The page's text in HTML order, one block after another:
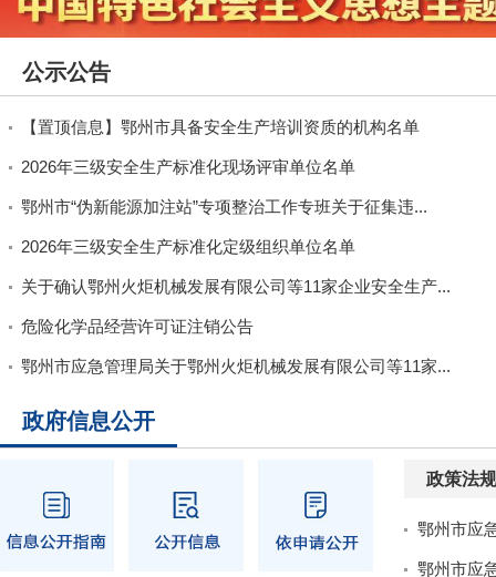
公示公告
【置顶信息】鄂州市具备安全生产培训资质的机构名单
2026年三级安全生产标准化现场评审单位名单
鄂州市“伪新能源加注站”专项整治工作专班关于征集违...
2026年三级安全生产标准化定级组织单位名单
关于确认鄂州火炬机械发展有限公司等11家企业安全生产...
危险化学品经营许可证注销公告
鄂州市应急管理局关于鄂州火炬机械发展有限公司等11家...
政府信息公开
政策法规